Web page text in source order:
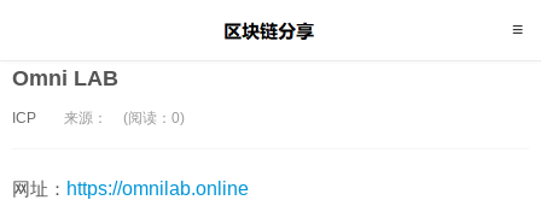
Omni LAB
ICP 来源： (阅读：0)
网址： https://omnilab.online